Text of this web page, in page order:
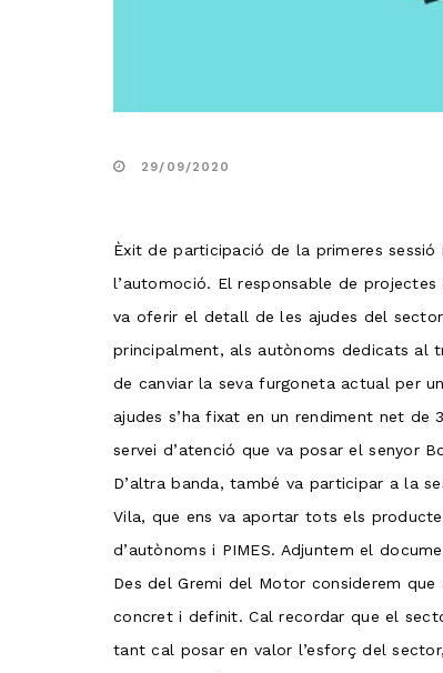
29/09/2020
Èxit de participació de la primeres
l’automoció. El responsable de
va oferir el detall de les ajudes del
principalment, als autònoms dedicats al
de canviar la seva furgoneta actual per
ajudes s’ha fixat en un rendiment net de
servei d’atenció que va posar el senyor
D’altra banda, també va participar a la
Vila, que ens va aportar tots els
d’autònoms i PIMES. Adjuntem el
Des del Gremi del Motor considerem
concret i definit. Cal recordar que el
tant cal posar en valor l’esforç del